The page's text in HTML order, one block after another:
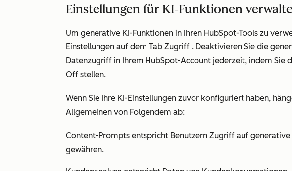
Einstellungen für KI-Funktionen
Um generative KI-Funktionen in Ihren HubSpot-Tools zu
Einstellungen auf dem Tab Zugriff . Deaktivieren Sie die
Datenzugriff in Ihrem HubSpot-Account jederzeit, indem Sie
Off stellen.
Wenn Sie Ihre KI-Einstellungen zuvor konfiguriert haben,
Allgemeinen von Folgendem ab:
Content-Prompts entspricht Benutzern Zugriff auf generative
gewähren.